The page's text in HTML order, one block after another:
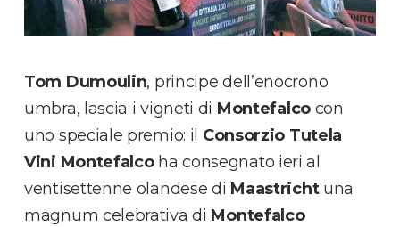
Tom Dumoulin, principe dell’enocrono
umbra, lascia i vigneti di Montefalcocon
uno speciale premio: il Consorzio Tutela
Vini Montefalcoha consegnato ieri al
ventisettenne olandese di Maastrichtuna
magnum celebrativa di Montefalco